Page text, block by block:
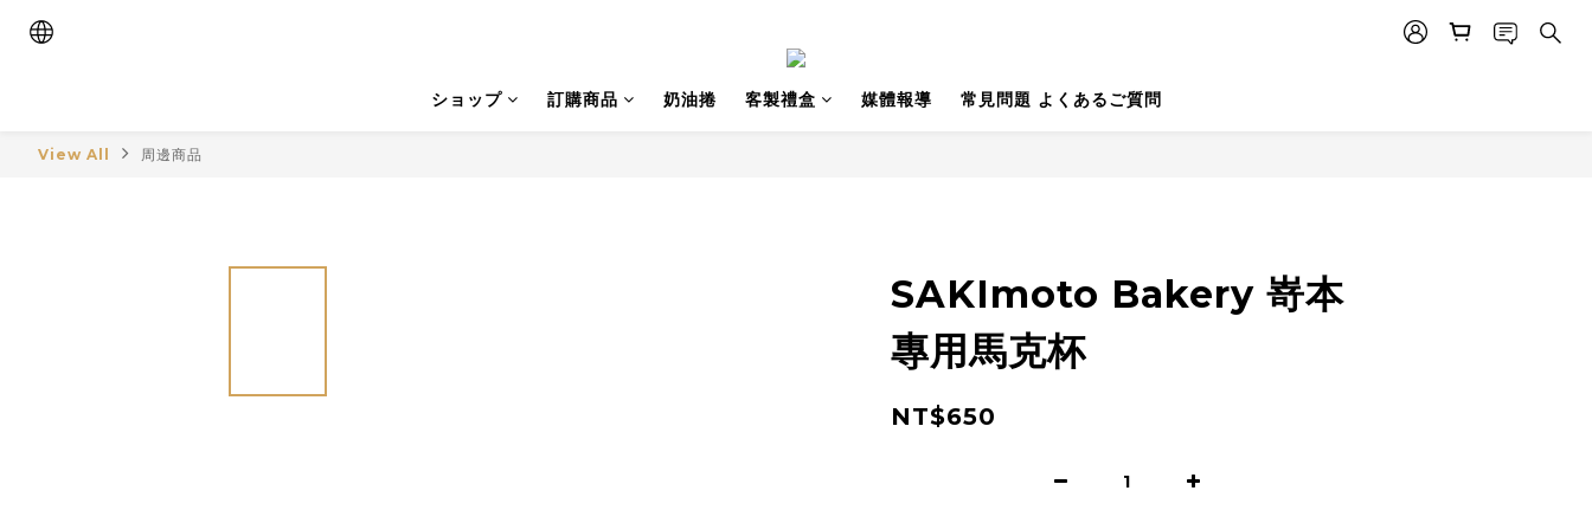
ショップ 訂購商品 奶油捲 客製禮盒 媒體報導 常見問題 よくあるご質問
View All 周邊商品
SAKImoto Bakery 嵜本
專用馬克杯
NT$650